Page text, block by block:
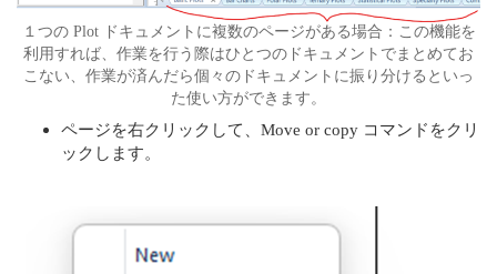
１つの Plot ドキュメントに複数のページがある場合：この機能を
利用すれば、作業を行う際はひとつのドキュメントでまとめてお
こない、作業が済んだら個々のドキュメントに振り分けるといっ
た使い方ができます。
ページを右クリックして、Move or copy コマンドをクリ
ックします。